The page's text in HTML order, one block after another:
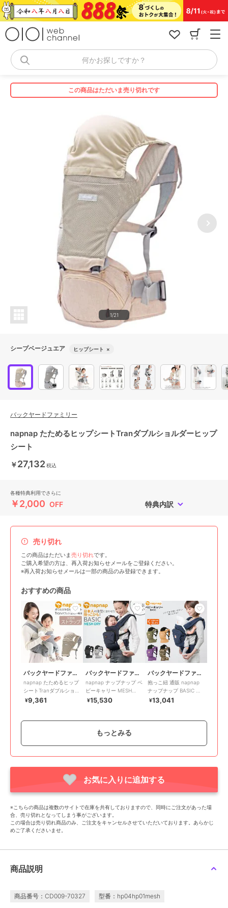
コ
ン
何かお探しですか？
この商品はただいま売り切れです
1/21
シープベージュエア ヒップシート ×
バックヤードファミリー
napnap たためるヒップシートTranダブルショルダーヒップ
シート
￥27,132 税込
各種特典利用でさらに
￥2,000 OFF 特典内訳
売り切れ
この商品はただいま売り切れです。
ご購入希望の方は、再入荷お知らせメールをご登録ください。
※再入荷お知らせメールは一部の商品のみ登録できます。
おすすめの商品
バックヤードファミリー
napnap たためるヒップ
シートTranダブルショル
ダーストラップ
¥9,361
バックヤードファミリー
napnap ナップナップ ベ
ビーキャリー MESH
DRY
¥15,530
バックヤードファミリー
抱っこ紐 通販 napnap
ナップナップ BASIC ベ
ーシック だっこひも お
¥13,041
バックヤードファミリー
通販 たためる 折りたた
めるヒップシート Tran
シングルショルダー 便
利
¥23,398
バックヤードファミリー
周りカバー
¥2,943
バックヤードファミリー
当てカバー
¥
2,943
もっとみる
お気に入りに追加する
※こちらの商品は複数のサイトで在庫を共有しておりますので、同時にご注文があった場
合、売り切れとなってしまう事がございます。
この場合は売り切れ商品のみ、ご注文をキャンセルさせていただいております。あらかじ
めご了承くださいませ。
商品説明
商品番号：CD009-70327 型番：hp04hp01mesh